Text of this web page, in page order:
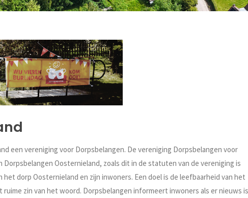
een vereniging voor Dorpsbelangen. De vereniging Dorpsbelangen voor
Oosternieland, zoals dit in de statuten van de vereniging is
dorp Oosternieland en zijn inwoners. Een doel is de leefbaarheid van het
zin van het woord. Dorpsbelangen informeert inwoners als er nieuws is